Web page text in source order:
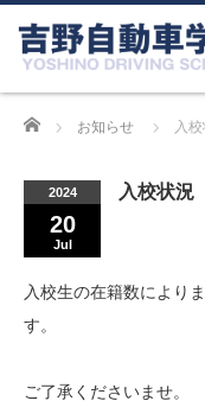
Home お知らせ 入
2024
20
Jul
入校状況
入校生の在籍数により
す。
ご了承くださいませ。